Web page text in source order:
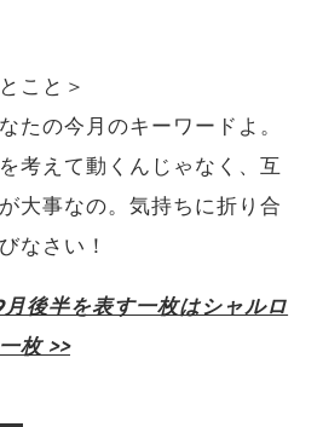
こと＞
たの今月のキーワードよ。
考えて動くんじゃなく、互
大事なの。気持ちに折り合
なさい！
後半を表す一枚はシャルロ
枚 >>